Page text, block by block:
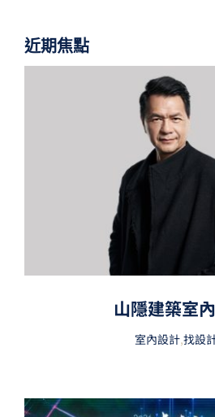
近期焦點
山隱建築室
室內設計,找設